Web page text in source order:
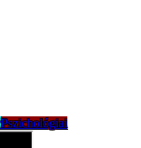
Pszichológiai